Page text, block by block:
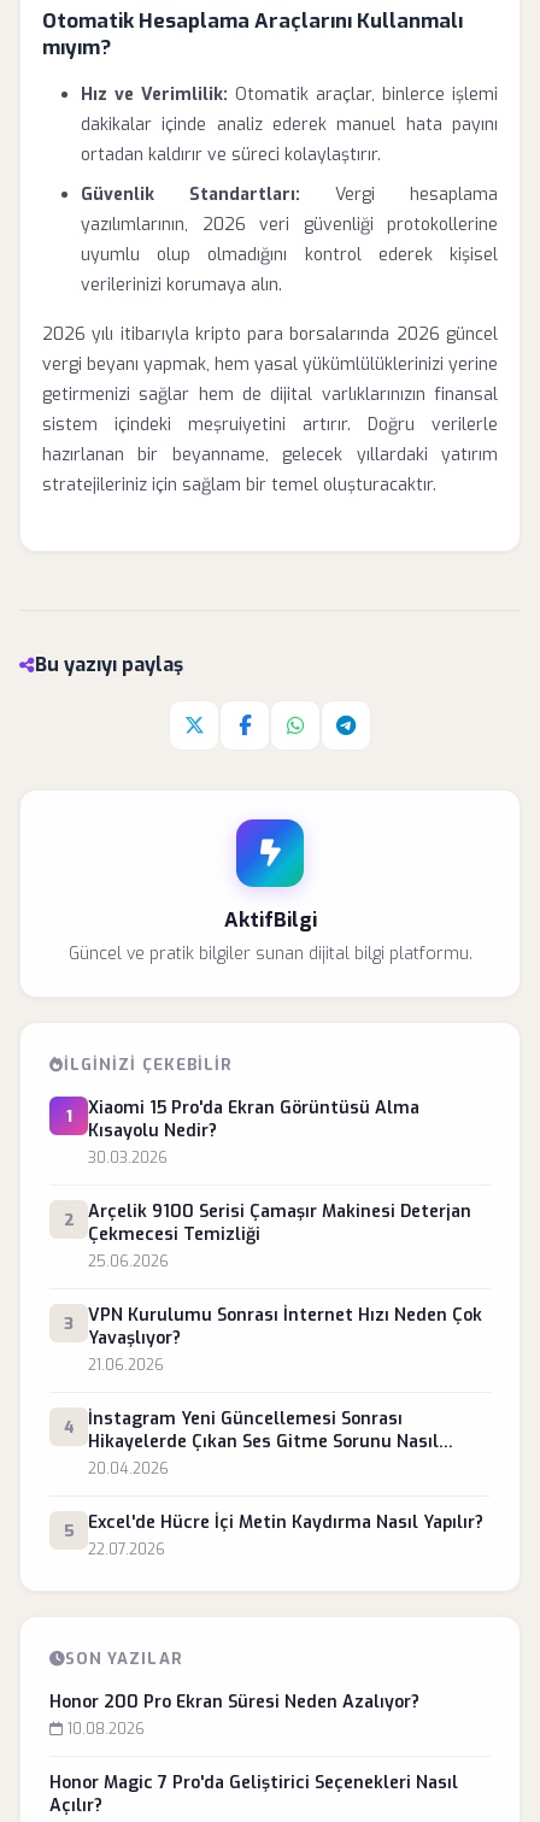
Otomatik Hesaplama Araçlarını Kullanmalı
mıyım?
Hız ve Verimlilik: Otomatik araçlar, binlerce işlemi
dakikalar içinde analiz ederek manuel hata payını
ortadan kaldırır ve süreci kolaylaştırır.
Güvenlik Standartları: Vergi hesaplama
yazılımlarının, 2026 veri güvenliği protokollerine
uyumlu olup olmadığını kontrol ederek kişisel
verilerinizi korumaya alın.
2026 yılı itibarıyla kripto para borsalarında 2026 güncel
vergi beyanı yapmak, hem yasal yükümlülüklerinizi yerine
getirmenizi sağlar hem de dijital varlıklarınızın finansal
sistem içindeki meşruiyetini artırır. Doğru verilerle
hazırlanan bir beyanname, gelecek yıllardaki yatırım
stratejileriniz için sağlam bir temel oluşturacaktır.
Bu yazıyı paylaş
Twitter'da paylaş
Facebook'da paylaş
Whatsapp'da paylaş
Telegram'da paylaş
AktifBilgi
Güncel ve pratik bilgiler sunan dijital bilgi platformu.
İLGINIZI ÇEKEBILIR
1
Xiaomi 15 Pro'da Ekran Görüntüsü Alma
Kısayolu Nedir?
30.03.2026
2
Arçelik 9100 Serisi Çamaşır Makinesi Deterjan
Çekmecesi Temizliği
25.06.2026
3
VPN Kurulumu Sonrası İnternet Hızı Neden Çok
Yavaşlıyor?
21.06.2026
4
İnstagram Yeni Güncellemesi Sonrası
Hikayelerde Çıkan Ses Gitme Sorunu Nasıl
Çözülür?
20.04.2026
5 Excel'de Hücre İçi Metin Kaydırma Nasıl Yapılır?
22.07.2026
SON YAZILAR
Honor 200 Pro Ekran Süresi Neden Azalıyor?
10.08.2026
Honor Magic 7 Pro'da Geliştirici Seçenekleri Nasıl
Açılır?